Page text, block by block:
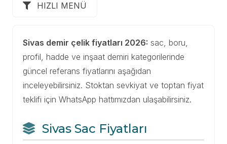
HIZLI MENÜ
Sivas demir çelik fiyatları 2026: sac, boru,
profil, hadde ve inşaat demiri kategorilerinde
güncel referans fiyatlarını aşağıdan
inceleyebilirsiniz. Stoktan sevkiyat ve toptan fiyat
teklifi için WhatsApp hattımızdan ulaşabilirsiniz.
Sivas Sac Fiyatları